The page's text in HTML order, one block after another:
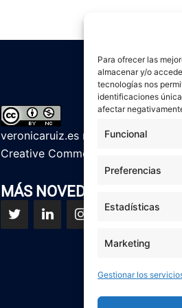
Para ofrecer las
almacenar y/o
tecnologías nos
identificaciones
afectar
Funcional
Preferencias
Estadísticas
Marketing
Gestionar los
veronicaruiz.es realizada por
Creative Commons
MÁS NOVEDADES EN MIS